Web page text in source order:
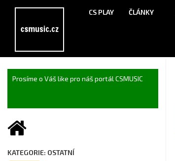
CS PLAY ČLÁNKY
Prosíme o Váš like pro náš portál CSMUSIC
KATEGORIE: OSTATNÍ